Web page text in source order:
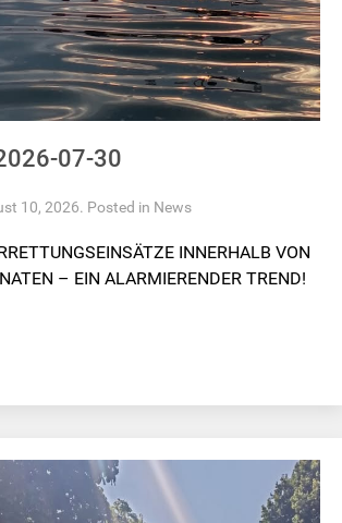
07-30
10, 2026. Posted in News
INNERHALB VON
– EIN ALARMIERENDER TREND!